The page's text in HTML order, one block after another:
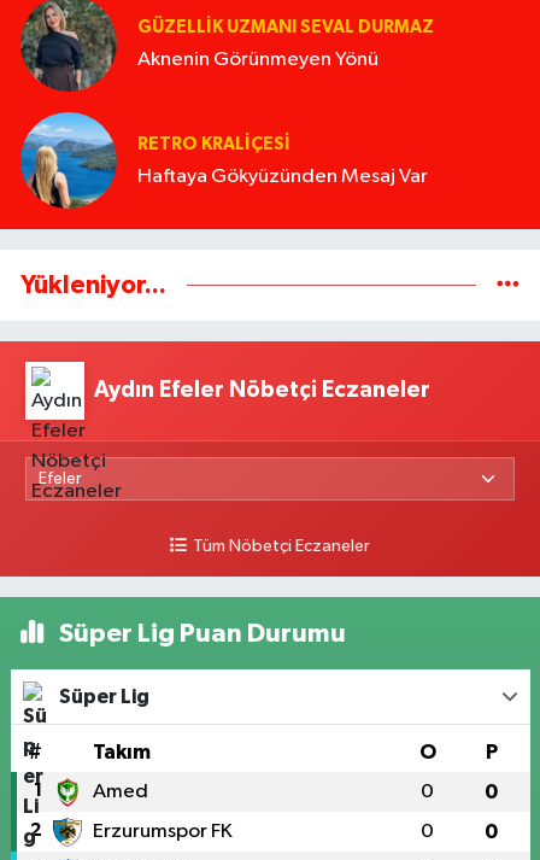
GÜZELLIK UZMANI SEVAL DURMAZ
Aknenin Görünmeyen Yönü
RETRO KRALIÇESI
Haftaya Gökyüzünden Mesaj Var
Yükleniyor...
Aydın Efeler Nöbetçi Eczaneler
Tüm Nöbetçi Eczaneler
Süper Lig Puan Durumu
Süper Lig
# Takım O P
1 Amed 0 0
2 Erzurumspor FK 0 0